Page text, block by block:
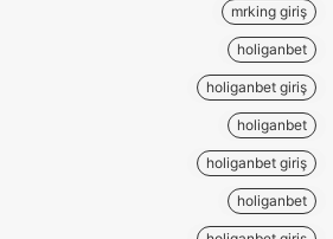
mrking giriş
holiganbet
holiganbet giriş
holiganbet
holiganbet giriş
holiganbet